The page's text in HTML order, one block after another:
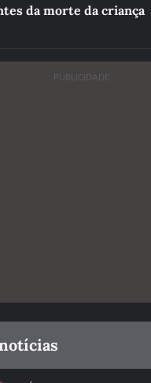
da morte da criança
PUBLICIDADE